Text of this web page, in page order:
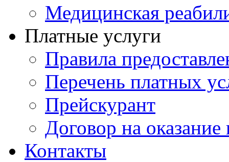
Медицинская
Платные услуги
Правила
Перечень платных
Прейскурант
Договор на оказание
Контакты